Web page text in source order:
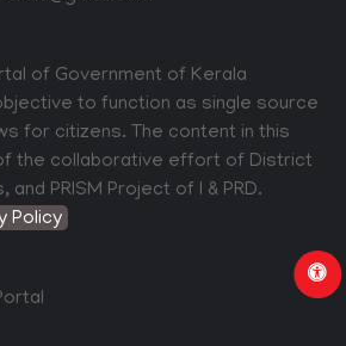
of Government of Kerala
to function as single source
for citizens. The content in this
the collaborative effort of District
PRISM Project of I & PRD.
Policy